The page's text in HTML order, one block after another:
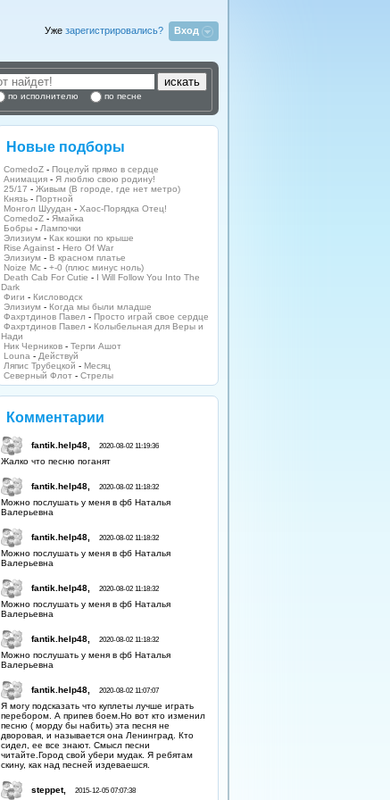
Уже зарегистрировались? Вход
по исполнителю по песне
Новые подборы
ComedoZ - Поцелуй прямо в сердце
Анимация - Я люблю свою родину!
25/17 - Живым (В городе, где нет метро)
Князь - Портной
Монгол Шуудан - Хаос-Порядка Отец!
ComedoZ - Ямайка
Бобры - Лампочки
Элизиум - Как кошки по крыше
Rise Against - Hero Of War
Элизиум - В красном платье
Noize Mc - +-0 (плюс минус ноль)
Death Cab For Cutie - I Will Follow You Into The
Dark
Фиги - Кисловодск
Элизиум - Когда мы были младше
Фахртдинов Павел - Просто играй свое сердце
Фахртдинов Павел - Колыбельная для Веры и
Нади
Ник Черников - Терпи Ашот
Louna - Действуй
Ляпис Трубецкой - Месяц
Северный Флот - Стрелы
Комментарии
fantik.help48, 2020-08-02 11:19:36
Жалко что песню поганят
fantik.help48, 2020-08-02 11:18:32
Можно послушать у меня в фб Наталья
Валерьевна
fantik.help48, 2020-08-02 11:18:32
Можно послушать у меня в фб Наталья
Валерьевна
fantik.help48, 2020-08-02 11:18:32
Можно послушать у меня в фб Наталья
Валерьевна
fantik.help48, 2020-08-02 11:18:32
Можно послушать у меня в фб Наталья
Валерьевна
fantik.help48, 2020-08-02 11:07:07
Я могу подсказать что куплеты лучше играть
перебором. А припев боем.Но вот кто изменил
песню ( морду бы набить) эта песня не
дворовая, и называется она Ленинград. Кто
сидел, ее все знают. Смысл песни
читайте.Город свой убери мудак. Я ребятам
скину, как над песней издеваешся.
steppet, 2015-12-05 07:07:38